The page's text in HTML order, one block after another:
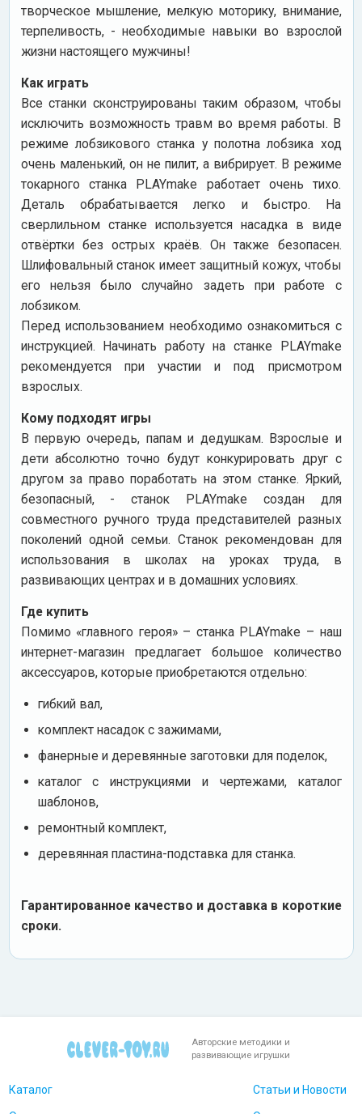
творческое мышление, мелкую моторику, внимание,
терпеливость, - необходимые навыки во взрослой
жизни настоящего мужчины!
Как играть
Все станки сконструированы таким образом, чтобы
исключить возможность травм во время работы. В
режиме лобзикового станка у полотна лобзика ход
очень маленький, он не пилит, а вибрирует. В режиме
токарного станка PLAYmake работает очень тихо.
Деталь обрабатывается легко и быстро. На
сверлильном станке используется насадка в виде
отвёртки без острых краёв. Он также безопасен.
Шлифовальный станок имеет защитный кожух, чтобы
его нельзя было случайно задеть при работе с
лобзиком.
Перед использованием необходимо ознакомиться с
инструкцией. Начинать работу на станке PLAYmake
рекомендуется при участии и под присмотром
взрослых.
Кому подходят игры
В первую очередь, папам и дедушкам. Взрослые и
дети абсолютно точно будут конкурировать друг с
другом за право поработать на этом станке. Яркий,
безопасный, - станок PLAYmake создан для
совместного ручного труда представителей разных
поколений одной семьи. Станок рекомендован для
использования в школах на уроках труда, в
развивающих центрах и в домашних условиях.
Где купить
Помимо «главного героя» – станка PLAYmake – наш
интернет-магазин предлагает большое количество
аксессуаров, которые приобретаются отдельно:
гибкий вал,
комплект насадок с зажимами,
фанерные и деревянные заготовки для поделок,
каталог с инструкциями и чертежами, каталог
шаблонов,
ремонтный комплект,
деревянная пластина-подставка для станка.
Гарантированное качество и доставка в короткие
сроки.
Авторские методики и
развивающие игрушки
Каталог Статьи и Новости